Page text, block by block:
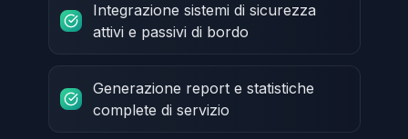
Integrazione sistemi di sicurezza
attivi e passivi di bordo
Generazione report e statistiche
complete di servizio